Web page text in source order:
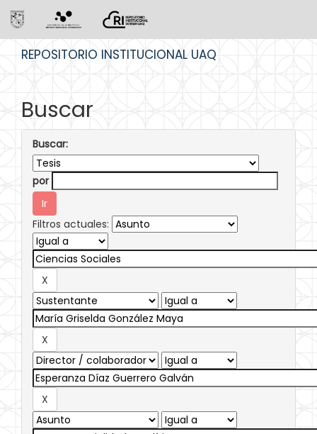
REPOSITORIO INSTITUCIONAL UAQ
Buscar
Buscar:
por
Filtros actuales: